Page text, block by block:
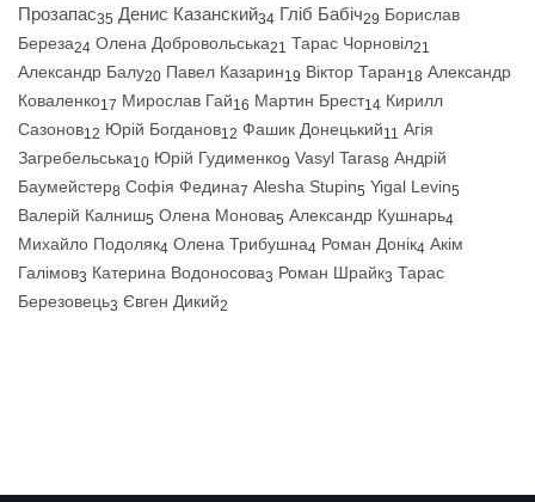
Прозапас35 Денис Казанский34 Гліб Бабіч29 Борислав
Береза24 Олена Добровольська21 Тарас Чорновіл21
Александр Балу20 Павел Казарин19 Віктор Таран18 Александр
Коваленко17 Мирослав Гай16 Мартин Брест14 Кирилл
Сазонов12 Юрій Богданов12 Фашик Донецький11 Агія
Загребельська10 Юрій Гудименко9 Vasyl Taras8 Андрій
Баумейстер8 Софія Федина7 Alesha Stupin5 Yigal Levin5
Валерій Калниш5 Олена Монова5 Александр Кушнарь4
Михайло Подоляк4 Олена Трибушна4 Роман Донік4 Акім
Галімов3 Катерина Водоносова3 Роман Шрайк3 Тарас
Березовець3 Євген Дикий2